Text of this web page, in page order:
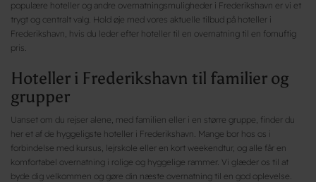
populære hoteller og andre overnatningsmuligheder i Frederikshavn er vi et
trygt og centralt valg. Hold øje med vores aktuelle tilbud på hoteller i
Frederikshavn, hvis du leder efter hoteller til en overnatning til en fornuftig
pris.
Hoteller i Frederikshavn til familier og
grupper
Uanset om du rejser alene, med familien eller i en større gruppe, finder du
her et af de hyggeligste hoteller i Frederikshavn. Mange bor hos os i
forbindelse med kursus, lejrskole eller en kort weekendtur, og alle får en
komfortabel overnatning i rolige og hyggelige rammer. Vi glæder os til at
byde dig velkommen og gøre din næste overnatning til en god oplevelse.